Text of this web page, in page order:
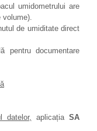
umidometrului are
de umiditate direct
pentru documentare
datelor, aplicațiaSA